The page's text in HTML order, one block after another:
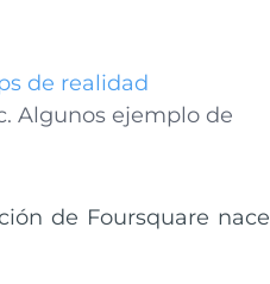
de realidad
Algunos ejemplo de
de Foursquare nace